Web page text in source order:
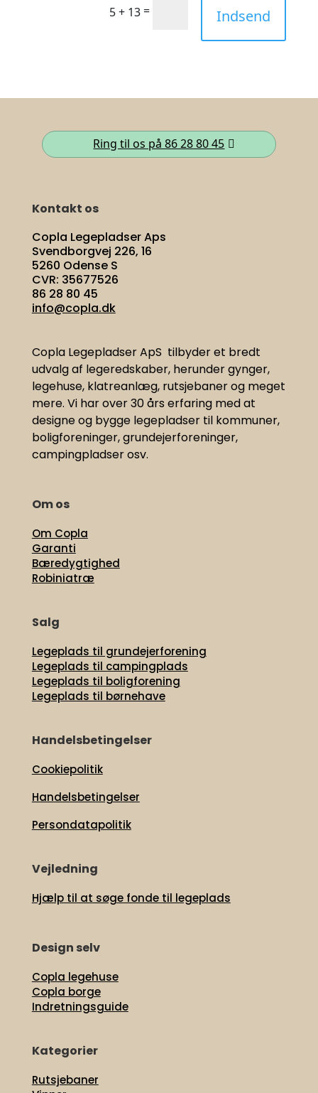
5 + 13= Indsend
Ring til os på 86 28 80 45
Kontakt os
Copla Legepladser Aps
Svendborgvej 226, 16
5260 Odense S
CVR: 35677526
86 28 80 45
info@copla.dk
Copla Legepladser ApS tilbyder et bredt
udvalg af legeredskaber, herunder gynger,
legehuse, klatreanlæg, rutsjebaner og meget
mere. Vi harover 30 års erfaring med at
designe og bygge legepladser til kommuner,
boligforeninger, grundejerforeninger,
campingpladser osv.
Om os
Om Copla
Garanti
Bæredygtighed
Robiniatræ
Salg
Legeplads til grundejerforening
Legeplads til campingplads
Legeplads til boligforening
Legeplads til børnehave
Handelsbetingelser
Cookiepolitik
Handelsbetingelser
Persondatapolitik
Vejledning
Hjælp til at søge fonde til legeplads
Design selv
Copla legehuse
Copla borge
Indretningsguide
Kategorier
Rutsjebaner